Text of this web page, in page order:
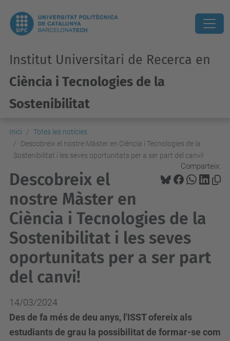
Institut Universitari de Recerca en
Ciència i Tecnologies de la
Sostenibilitat
Inici
Totes les notícies
Descobreix el nostre Màster en Ciència i Tecnologies de la
Sostenibilitat i les seves oportunitats per a ser part del canvi!
Comparteix:
Descobreix el
nostre Màster en
Ciència i Tecnologies de la
Sostenibilitat i les seves
oportunitats per a ser part
del canvi!
14/03/2024
Des de fa més de deu anys, l'ISST ofereix als
estudiants de grau la possibilitat de formar-se com